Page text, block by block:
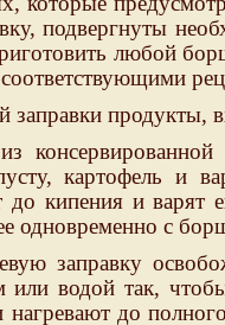
подвергнуты
любой
продукты,
картофель и
до кипения и
одновременно с
заправку
или водой так,
до